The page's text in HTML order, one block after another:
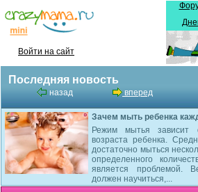
Войти на сайт
Последняя новость
назад вперед
Зачем мыть ребенка
Режим мытья зависит
возраста ребенка.
достаточно мыться
определенного
является проблемой.
должен научиться,...